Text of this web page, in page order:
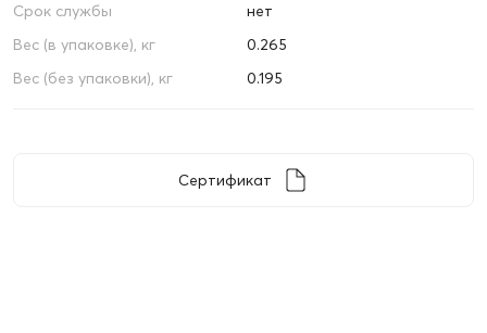
Срок службы
нет
Вес (в упаковке), кг
0.265
Вес (без упаковки), кг
0.195
Сертификат